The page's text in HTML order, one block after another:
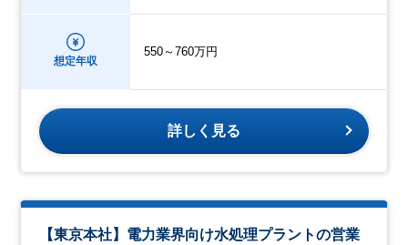
想定年収
550～760万円
詳しく見る
【東京本社】電力業界向け水処理プラントの営業